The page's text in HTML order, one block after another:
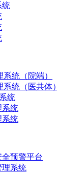
统
统（院端）
统（医共体）
统
系统
系统
预警平台
理系统